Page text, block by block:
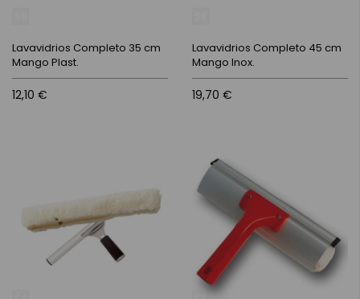
Lavavidrios Completo 35 cm
Mango Plast.
12,10 €
Lavavidrios Completo 45 cm
Mango Inox.
19,70 €